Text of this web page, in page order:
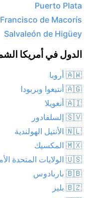
Puerto Plata
de Macorís
Salvaleón de Higüey
الدول في أمريكا
🇦🇼 أروبا
🇦🇬 أنتيغوا وبربودا
🇦🇮 أنغويلا
🇸🇻 إلسلفادور
🇳🇱 الأنتيل الهولندية
🇲🇽 المكسيك
🇺🇸 الولايات المتحدة الأمريكية
🇧🇧 باربادوس
🇧🇿 بليز